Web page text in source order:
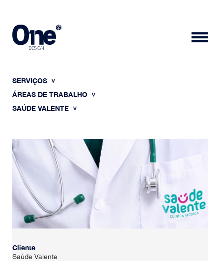
SERVIÇOS
ÁREAS DE TRABALHO
SAÚDE VALENTE
Cliente
Saúde Valente